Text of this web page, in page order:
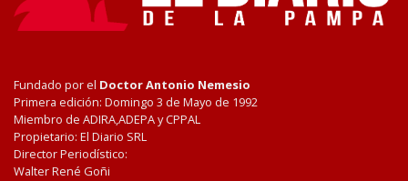
Fundado por el Doctor Antonio Nemesio
Primera edición: Domingo 3 de Mayo de 1992
Miembro de ADIRA,ADEPA y CPPAL
Propietario: El Diario SRL
Director Periodístico:
Walter René Goñi